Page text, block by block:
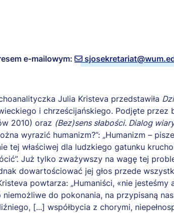
e-mailowym:
Julia Kristeva przedstawiła
i chrześcijańskiego. Podjęte
2010) oraz (Bez)sens słabości. Dialog
wyrazić humanizm?”: „Humanizm –
tej właściwej dla ludzkiego gatunku
Już tylko zważywszy na wagę tej
dowartościować jej głos przede
powtarza: „Humaniści, «nie jesteśmy
do pokonania, na przypisaną
[...] współbycia z chorymi,